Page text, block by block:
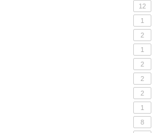
12
1
2
1
2
2
2
1
8